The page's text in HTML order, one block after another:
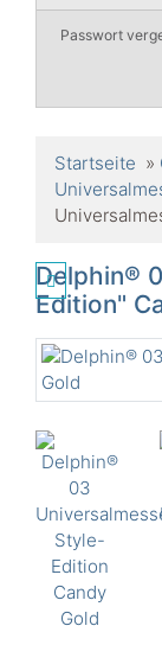
Passwort
Startseite »
Delphin®
Edition"